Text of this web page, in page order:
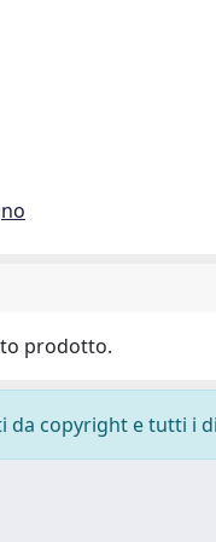
prodotto.
da copyright e tutti i